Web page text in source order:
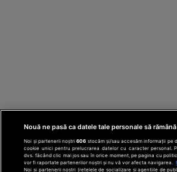
Nouă ne pasă ca datele tale personale să
Noi și partenerii noștri606 stocăm și/sau accesăm informații pe
cookie unici pentru prelucrarea datelor cu caracter personal.
dvs. făcând clic mai jos sau în orice moment, pe pagina cu
vor fi raportate partenerilor noștri și nu vă vor afecta navigarea.
Noi si partenerii nostri (retelele de socializare si agentiile de